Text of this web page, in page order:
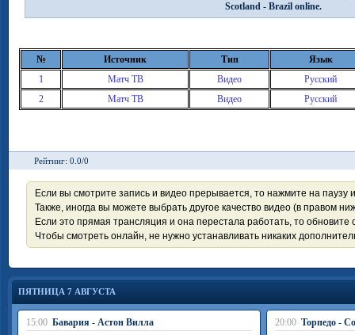
Scotland - Brazil online.
№ Источник Тип
Язык
1
Матч ТВ Видео
Русский
2
Матч ТВ Видео Русский
Рейтинг: 0.0/0
Если вы смотрите запись и видео прерывается, то нажмите на паузу
Также, иногда вы можете выбрать другое качество видео (в правом
Если это прямая трансляция и она перестала работать, то обновите
Чтобы смотреть онлайн, не нужно устанавливать никаких
ПЯТНИЦА 7 АВГУСТА
15:00 Бавария - Астон Вилла 20:00 Торпедо -